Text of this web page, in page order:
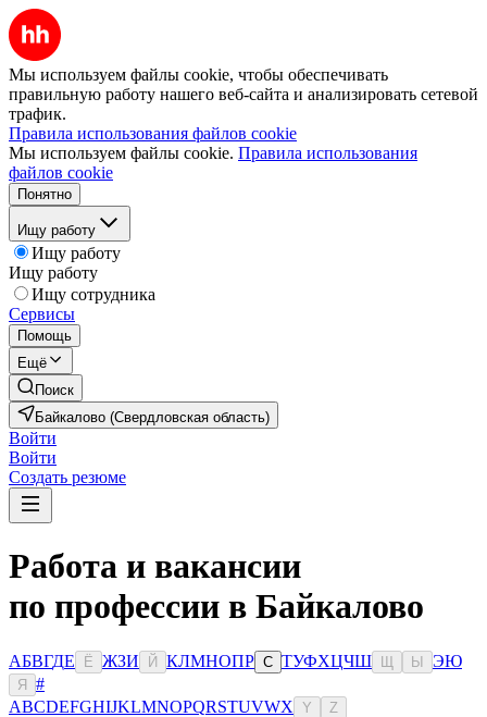
Мы используем файлы cookie, чтобы обеспечивать
правильную работу нашего веб-сайта и анализировать сетевой
трафик.
Правила использования файлов cookie
Мы используем файлы cookie. Правила использования
файлов cookie
Понятно
Ищу работу
Ищу работу
Ищу работу
Ищу сотрудника
Сервисы
Помощь
Ещё
Поиск
Байкалово (Свердловская область)
Войти
Войти
Создать резюме
Работа и вакансии
по профессии в Байкалово
АБВГДЕ Ё ЖЗИ Й КЛМНОПР С ТУФХЦЧШ Ы ЭЮ
Я
#
ABCDEFGHIJKLMNOPQRSTUVWX Y Z